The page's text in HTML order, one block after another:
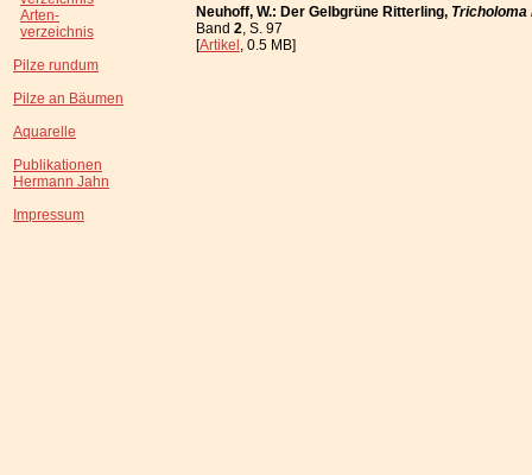
Arten-
verzeichnis
Pilze rundum
Pilze an Bäumen
Aquarelle
Publikationen
Hermann Jahn
Impressum
Neuhoff, W.: Der Gelbgrüne Ritterling,
Band 2, S. 97
[Artikel, 0.5 MB]